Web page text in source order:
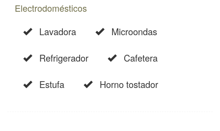
Electrodomésticos
Lavadora
Microondas
Refrigerador Cafetera
Estufa Horno tostador